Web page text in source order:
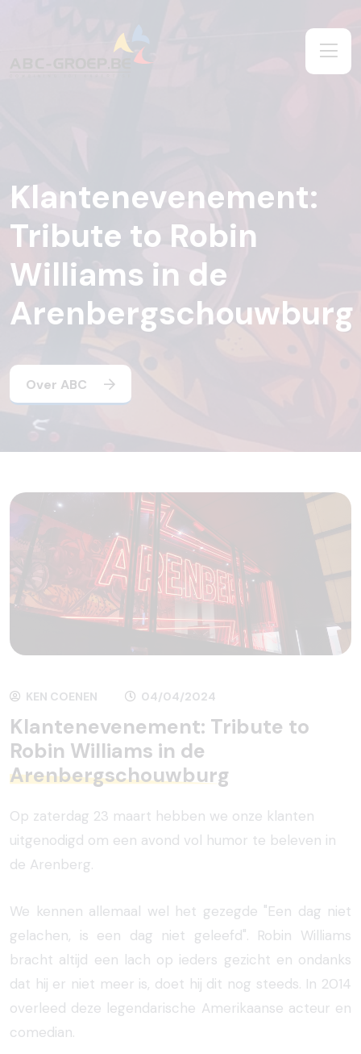
Klantenevenement:
Tribute to Robin
Williams in de
Arenbergschouwburg
Over ABC
KEN COENEN 04/04/2024
Klantenevenement: Tribute to
Robin Williams in de
Arenbergschouwburg
Op zaterdag 23 maart hebben we onze klanten
uitgenodigd om een avond vol humor te beleven in
de Arenberg.
We kennen allemaal wel het gezegde "Een dag niet
gelachen, is een dag niet geleefd". Robin Williams
bracht altijd een lach op ieders gezicht en ondanks
dat hij er niet meer is, doet hij dit nog steeds. In 2014
overleed deze legendarische Amerikaanse acteur en
comedian.